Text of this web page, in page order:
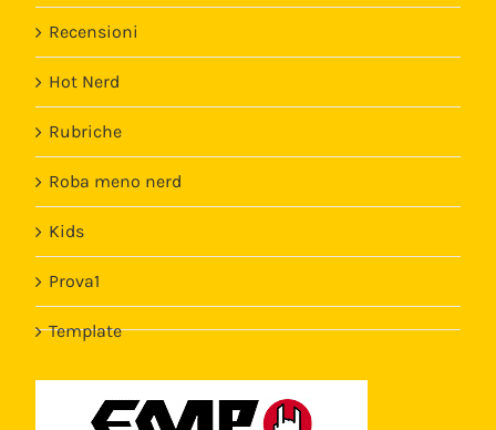
Recensioni
Hot Nerd
Rubriche
Roba meno nerd
Kids
Prova1
Template